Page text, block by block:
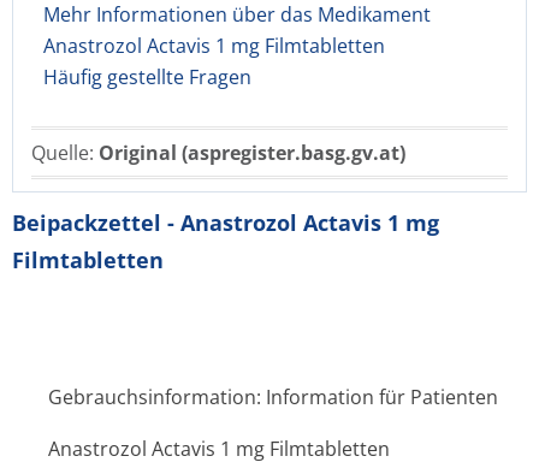
Mehr Informationen über das Medikament
Anastrozol Actavis 1 mg Filmtabletten
Häufig gestellte Fragen
Quelle: Original (aspregister.basg.gv.at)
Beipackzettel - Anastrozol Actavis 1 mg
Filmtabletten
Gebrauchsinformation: Information für Patienten
Anastrozol Actavis 1 mg Filmtabletten